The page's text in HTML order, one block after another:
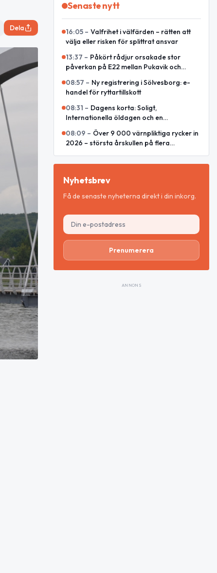
Dela
Senaste nytt
16:05 – Valfrihet i välfärden – rätten att
välja eller risken för splittrat ansvar
13:37 – Påkört rådjur orsakade stor
påverkan på E22 mellan Pukavik och
08:57 – Ny registrering i Sölvesborg: e-
handel för ryttartillskott
08:31 – Dagens korta: Soligt,
Internationella öldagen och en
omvärldsrapport
08:09 – Över 9 000 värnpliktiga rycker in
2026 – största årskullen på flera
Nyhetsbrev
Få de senaste nyheterna direkt i din inkorg.
Prenumerera
ANNONS